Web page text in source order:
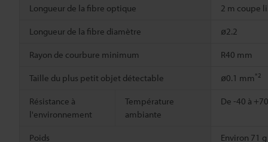
Longueur de la fibre optique 2 m coupe
Longueur de la fibre diamètre ø2.2
Rayon de courbure minimum R40 mm
Taille du plus petit objet détectable ø0.1 mm *2
Résistance à
l'environnement
Température
ambiante
De -40 à
Poids Environ 71 g